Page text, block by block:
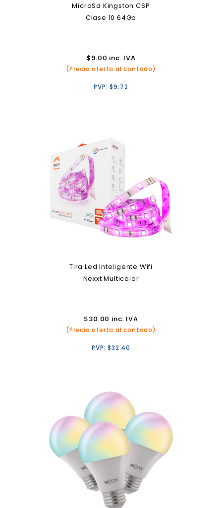
MicroSd Kingston CSP
Clase 10 64Gb
$9.00 inc. IVA
(Precio oferta al contado)
PVP:$9.72
Tira Led Inteligente Wifi
Nexxt Multicolor
$30.00 inc. IVA
(Precio oferta al contado)
PVP:$32.40